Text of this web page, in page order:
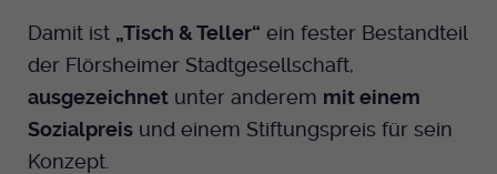
Damit ist „Tisch & Teller“ ein fester Bestandteil
der Flörsheimer Stadtgesellschaft,
ausgezeichnet unter anderem mit einem
Sozialpreis und einem Stiftungspreis für sein
Konzept.